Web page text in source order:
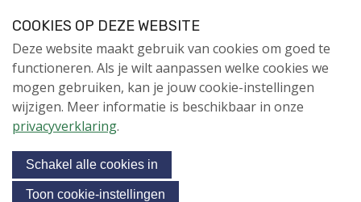
Contactpersoon
i
Menu
NIEUWS
NAPNIEUWS
NIEUWSARCHIEF
COOKIES OP DEZE WEBSITE
Deze website maakt gebruik van cookies om goed te
functioneren. Als je wilt aanpassen welke cookies we
mogen gebruiken, kan je jouw cookie-instellingen
wijzigen. Meer informatie is beschikbaar in onze
privacyverklaring.
Schakel alle cookies in
Toon cookie-instellingen